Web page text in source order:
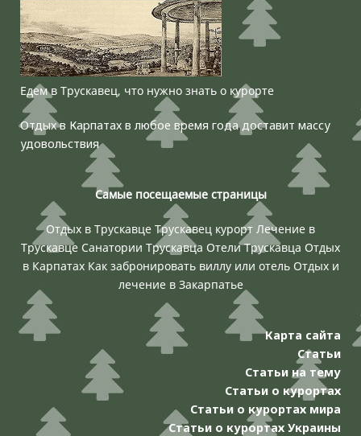
Едем в Трускавец, что нужно знать о курорте
Отдых в Карпатах в любое время года доставит массу
удовольствия
Самые посещаемые страницы
Отдых в Трускавце Трускавец курорт Лечение в
Трускавце Санатории Трускавца Отели Трускавца Отдых
в Карпатах Как забронировать виллу или отель Отдых и
лечение в Закарпатье
Карта сайта
Статьи
Статьи на тему
Статьи о курортах
Статьи о курортах мира
Статьи о курортах Украины